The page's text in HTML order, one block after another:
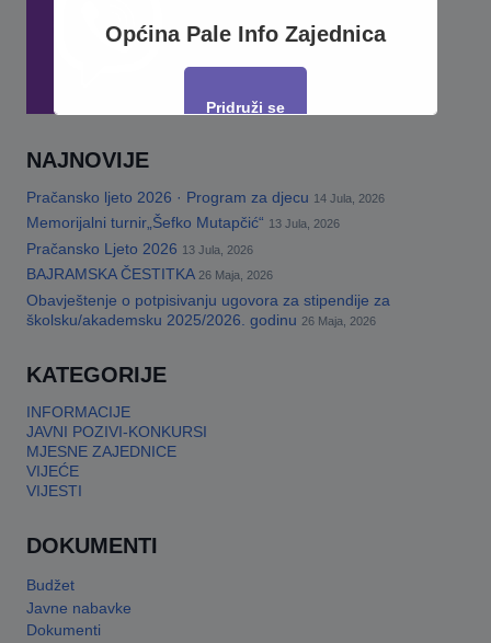
NAJNOVIJE
Pračansko ljeto 2026 · Program za djecu 14 Jula, 2026
Memorijalni turnir„Šefko Mutapčić“ 13 Jula, 2026
Pračansko Ljeto 2026 13 Jula, 2026
BAJRAMSKA ČESTITKA 26 Maja, 2026
Obavještenje o potpisivanju ugovora za stipendije za
školsku/akademsku 2025/2026. godinu 26 Maja, 2026
KATEGORIJE
INFORMACIJE
JAVNI POZIVI-KONKURSI
MJESNE ZAJEDNICE
VIJEĆE
VIJESTI
DOKUMENTI
Budžet
Javne nabavke
Dokumenti
Općina Pale Info Zajednica
Pridruži se